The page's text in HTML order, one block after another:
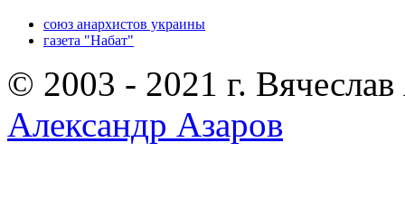
союз анархистов украины
газета "Набат"
© 2003 - 2021 г.
Александр Азаров